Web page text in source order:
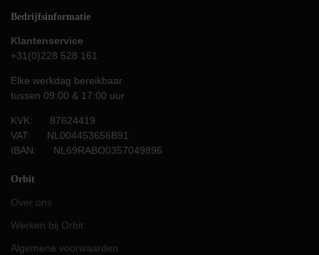
Bedrijfsinformatie
Klantenservice
+31(0)228 528 161
Elke werkdag bereikbaar
tussen 09:00 & 17:00 uur
KVK: 87624419
VAT: NL004453656B91
IBAN: NL69RABO0357049896
Orbit
Over ons
Werken bij Orbit
Algemene voorwaarden